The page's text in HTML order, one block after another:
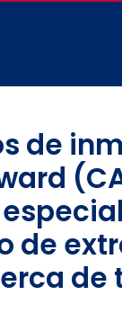
de
de
de